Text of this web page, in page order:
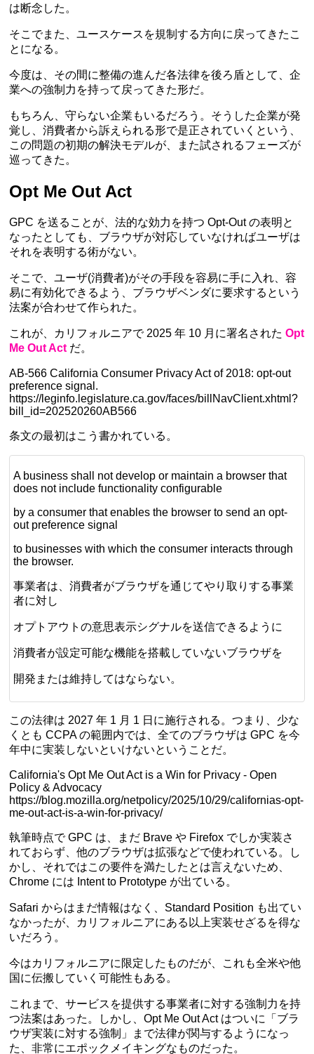
は断念した。
そこでまた、ユースケースを規制する方向に戻ってきたこ
とになる。
今度は、その間に整備の進んだ各法律を後ろ盾として、企
業への強制力を持って戻ってきた形だ。
もちろん、守らない企業もいるだろう。そうした企業が発
覚し、消費者から訴えられる形で是正されていくという、
この問題の初期の解決モデルが、また試されるフェーズが
巡ってきた。
Opt Me Out Act
GPC を送ることが、法的な効力を持つ Opt-Out の表明と
なったとしても、ブラウザが対応していなければユーザは
それを表明する術がない。
そこで、ユーザ(消費者)がその手段を容易に手に入れ、容
易に有効化できるよう、ブラウザベンダに要求するという
法案が合わせて作られた。
これが、カリフォルニアで 2025 年 10 月に署名されたOpt
Me Out Act だ。
AB-566 California Consumer Privacy Act of 2018: opt-out
preference signal.
https://leginfo.legislature.ca.gov/faces/billNavClient.xhtml?
bill_id=202520260AB566
条文の最初はこう書かれている。
A business shall not develop or maintain a browser that
does not include functionality configurable
by a consumer that enables the browser to send an opt-
out preference signal
to businesses with which the consumer interacts through
the browser.
事業者は、消費者がブラウザを通じてやり取りする事業
者に対し
オプトアウトの意思表示シグナルを送信できるように
消費者が設定可能な機能を搭載していないブラウザを
開発または維持してはならない。
この法律は 2027 年 1 月 1 日に施行される。つまり、少な
くとも CCPA の範囲内では、全てのブラウザは GPC を今
年中に実装しないといけないということだ。
California's Opt Me Out Act is a Win for Privacy - Open
Policy & Advocacy
https://blog.mozilla.org/netpolicy/2025/10/29/californias-opt-
me-out-act-is-a-win-for-privacy/
執筆時点で GPC は、まだ Brave や Firefox でしか実装さ
れておらず、他のブラウザは拡張などで使われている。し
かし、それではこの要件を満たしたとは言えないため、
Chrome には Intent to Prototype が出ている。
Safari からはまだ情報はなく、Standard Position も出てい
なかったが、カリフォルニアにある以上実装せざるを得な
いだろう。
今はカリフォルニアに限定したものだが、これも全米や他
国に伝搬していく可能性もある。
これまで、サービスを提供する事業者に対する強制力を持
つ法案はあった。しかし、Opt Me Out Act はついに「ブラ
ウザ実装に対する強制」まで法律が関与するようになっ
た、非常にエポックメイキングなものだった。